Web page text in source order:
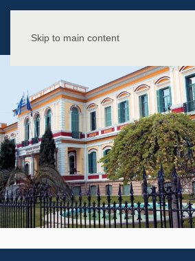
Skip to main content